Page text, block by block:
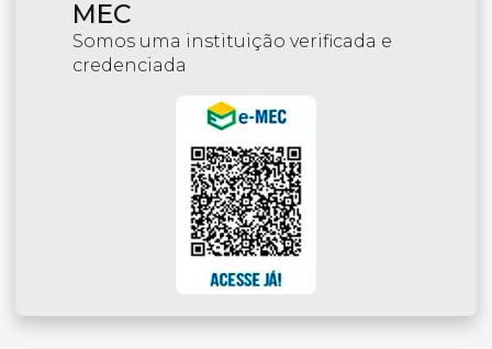
MEC
Somos uma instituição verificada e
credenciada